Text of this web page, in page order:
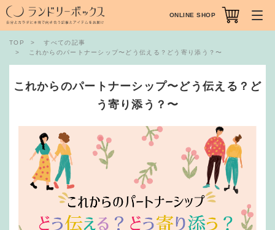
TOP
すべての記事
これからのパートナーシップ〜どう伝える？どう寄り添う？〜
これからのパートナーシップ〜どう伝える？ど
う寄り添う？〜
ONLINE SHOP